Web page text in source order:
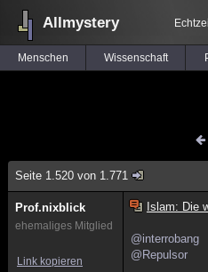
Allmystery
Menschen Wissenschaft
Seite 1.520 von 1.771
Prof.nixblick
ehemaliges Mitglied
Link kopieren
Islam: Die
@interrobang
@Repulsor